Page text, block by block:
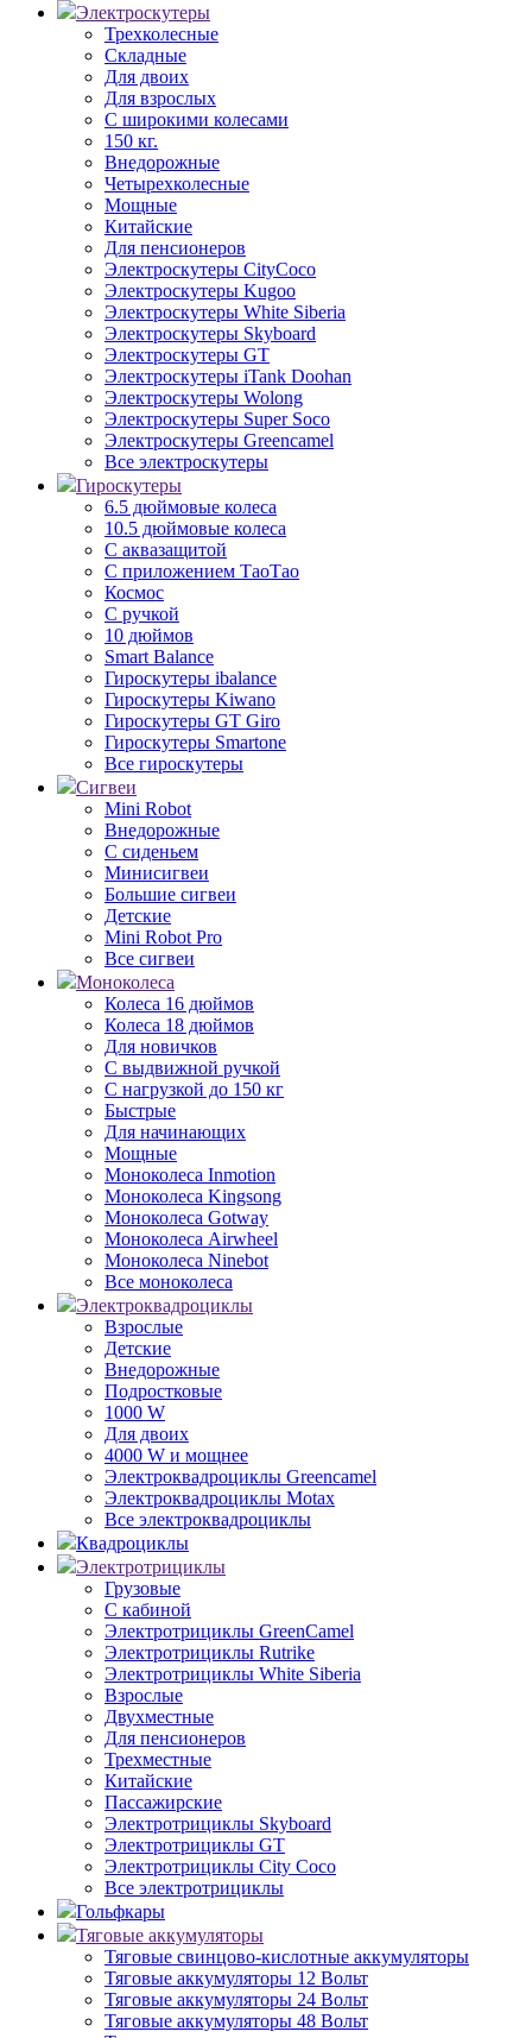
Электроскутеры
Трехколесные
Складные
Для двоих
Для взрослых
С широкими колесами
150 кг.
Внедорожные
Четырехколесные
Мощные
Китайские
Для пенсионеров
Электроскутеры CityCoco
Электроскутеры Kugoo
Электроскутеры White Siberia
Электроскутеры Skyboard
Электроскутеры GT
Электроскутеры iTank Doohan
Электроскутеры Wolong
Электроскутеры Super Soco
Электроскутеры Greencamel
Все электроскутеры
Гироскутеры
6.5 дюймовые колеса
10.5 дюймовые колеса
С аквазащитой
С приложением ТаоТао
Космос
С ручкой
10 дюймов
Smart Balance
Гироскутеры ibalance
Гироскутеры Kiwano
Гироскутеры GT Giro
Гироскутеры Smartone
Все гироскутеры
Сигвеи
Mini Robot
Внедорожные
С сиденьем
Минисигвеи
Большие сигвеи
Детские
Mini Robot Pro
Все сигвеи
Моноколеса
Колеса 16 дюймов
Колеса 18 дюймов
Для новичков
С выдвижной ручкой
С нагрузкой до 150 кг
Быстрые
Для начинающих
Мощные
Моноколеса Inmotion
Моноколеса Kingsong
Моноколеса Gotway
Моноколеса Airwheel
Моноколеса Ninebot
Все моноколеса
Электроквадроциклы
Взрослые
Детские
Внедорожные
Подростковые
1000 W
Для двоих
4000 W и мощнее
Электроквадроциклы Greencamel
Электроквадроциклы Motax
Все электроквадроциклы
Квадроциклы
Электротрициклы
Грузовые
С кабиной
Электротрициклы GreenCamel
Электротрициклы Rutrike
Электротрициклы White Siberia
Взрослые
Двухместные
Для пенсионеров
Трехместные
Китайские
Пассажирские
Электротрициклы Skyboard
Электротрициклы GT
Электротрициклы City Coco
Все электротрициклы
Гольфкары
Тяговые аккумуляторы
Тяговые свинцово-кислотные аккумуляторы
Тяговые аккумуляторы 12 Вольт
Тяговые аккумуляторы 24 Вольт
Тяговые аккумуляторы 48 Вольт